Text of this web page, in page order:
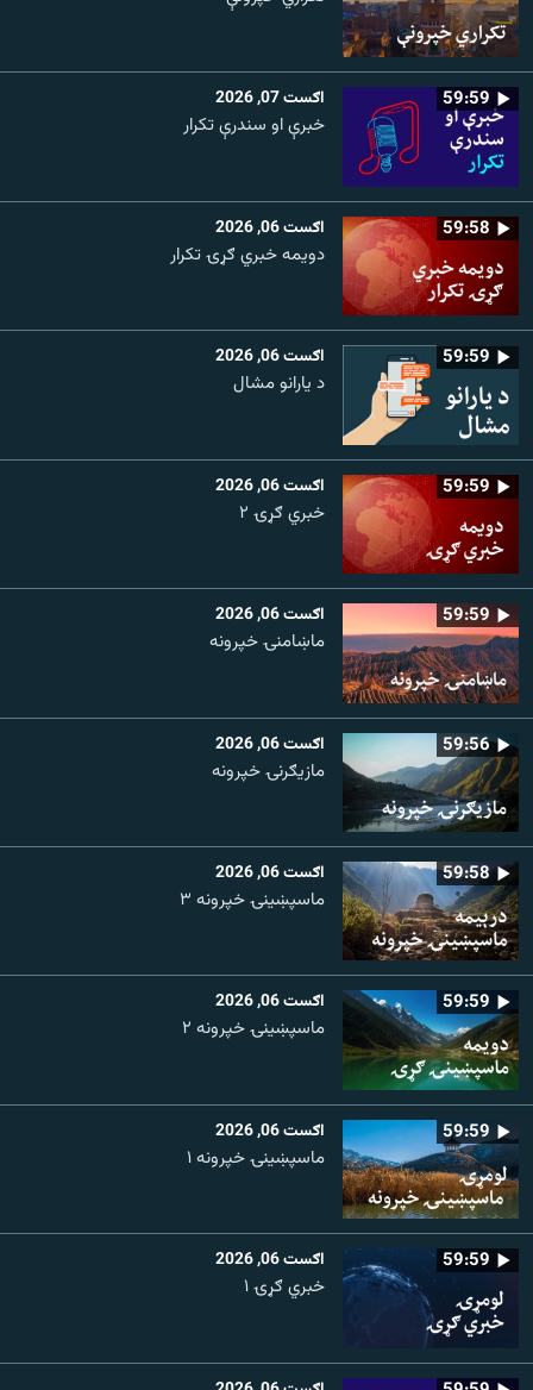
59:59 اګست 07, 2026
خبرې او سندرې تکرار
59:58 اګست 06, 2026
دویمه خبري ګړۍ تکرار
59:59 اګست 06, 2026
د یارانو مشال
59:59 اګست 06, 2026
خبري ګړۍ ۲
59:59 اګست 06, 2026
ماښامنۍ خپرونه
59:56 اګست 06, 2026
مازیګرنۍ خپرونه
59:58 اګست 06, 2026
ماسپښینۍ خپرونه ۳
59:59 اګست 06, 2026
ماسپښينۍ خپرونه ۲
59:59 اګست 06, 2026
ماسپښينۍ خپرونه ۱
59:59 اګست 06, 2026
خبري ګړۍ ۱